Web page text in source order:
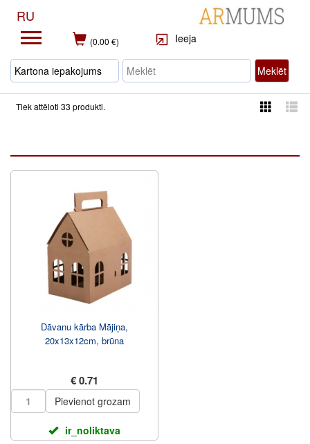
RU
(0.00 €) Ieeja
Meklēt
Tiek attēloti 33 produkti.
Dāvanu kārba Mājiņa,
20x13x12cm, brūna
€ 0.71
Pievienot grozam
ir_noliktava